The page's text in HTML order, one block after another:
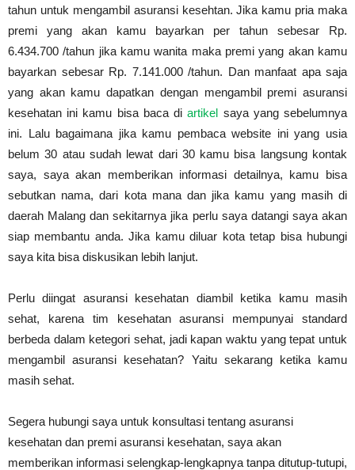
tahun untuk mengambil asuransi kesehtan. Jika kamu pria maka
premi yang akan kamu bayarkan per tahun sebesar Rp.
6.434.700 /tahun jika kamu wanita maka premi yang akan kamu
bayarkan sebesar Rp. 7.141.000 /tahun. Dan manfaat apa saja
yang akan kamu dapatkan dengan mengambil premi asuransi
kesehatan ini kamu bisa baca diartikel saya yang sebelumnya
ini. Lalu bagaimana jika kamu pembaca website ini yang usia
belum 30 atau sudah lewat dari 30 kamu bisa langsung kontak
saya, saya akan memberikan informasi detailnya, kamu bisa
sebutkan nama, dari kota mana dan jika kamu yang masih di
daerah Malang dan sekitarnya jika perlu saya datangi saya akan
siap membantu anda. Jika kamu diluar kota tetap bisa hubungi
saya kita bisa diskusikan lebih lanjut.
Perlu diingat asuransi kesehatan diambil ketika kamu masih
sehat, karena tim kesehatan asuransi mempunyai standard
berbeda dalam ketegori sehat, jadi kapan waktu yang tepat untuk
mengambil asuransi kesehatan? Yaitu sekarang ketika kamu
masih sehat.
Segera hubungi saya untuk konsultasi tentang asuransi
kesehatan dan premi asuransi kesehatan, saya akan
memberikan informasi selengkap-lengkapnya tanpa ditutup-tutupi,